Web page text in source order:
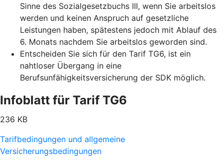
Sinne des Sozialgesetzbuchs III, wenn Sie arbeitslos
werden und keinen Anspruch auf gesetzliche
Leistungen haben, spätestens jedoch mit Ablauf des
6. Monats nachdem Sie arbeitslos geworden sind.
Entscheiden Sie sich für den Tarif TG6, ist ein
nahtloser Übergang in eine
Berufsunfähigkeitsversicherung der SDK möglich.
Infoblatt für Tarif TG6
236 KB
Tarifbedingungen und allgemeine
Versicherungsbedingungen